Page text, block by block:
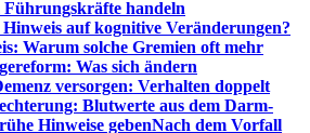
handeln
auf kognitive Veränderungen?
Warum solche Gremien oft mehr
Was sich ändern
versorgen: Verhalten doppelt
Blutwerte aus dem Darm-
Hinweise gebenNach dem Vorfall